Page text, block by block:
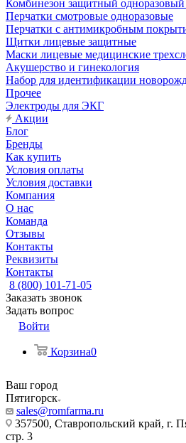
Комбинезон защитный
Перчатки смотровые одноразовые
Перчатки с антимикробным
Щитки лицевые защитные
Маски лицевые медицинские
Акушерство и гинекология
Набор для идентификации
Прочее
Электроды для ЭКГ
Акции
Блог
Бренды
Как купить
Условия оплаты
Условия доставки
Компания
О нас
Команда
Отзывы
Контакты
Реквизиты
Контакты
8 (800) 101-71-05
Заказать звонок
Задать вопрос
Войти
Корзина0
Ваш город
Пятигорск
sales@romfarma.ru
357500, Ставропольский край, г.
стр. 3